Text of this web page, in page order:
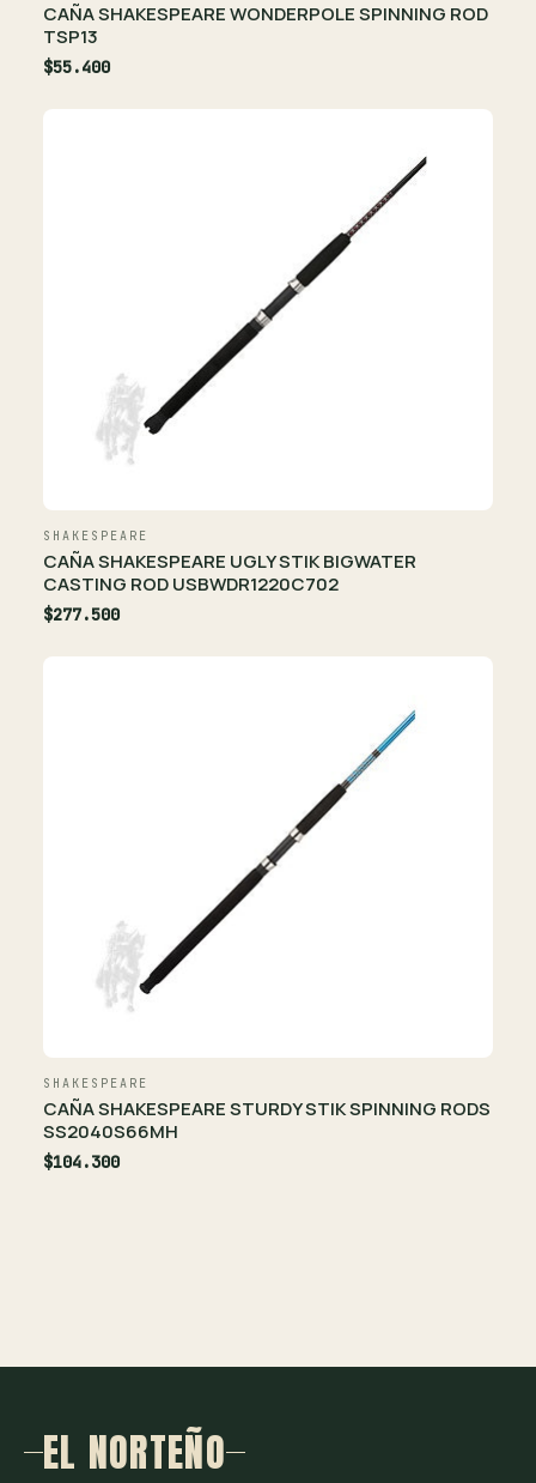
CAÑA SHAKESPEARE WONDERPOLE SPINNING ROD
TSP13
$55.400
SHAKESPEARE
CAÑA SHAKESPEARE UGLY STIK BIGWATER
CASTING ROD USBWDR1220C702
$277.500
SHAKESPEARE
CAÑA SHAKESPEARE STURDY STIK SPINNING RODS
SS2040S66MH
$104.300
EL NORTEÑO